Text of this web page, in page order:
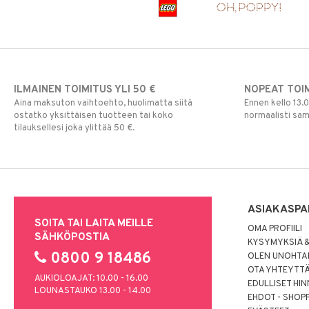
ILMAINEN TOIMITUS YLI 50 €
Aina maksuton vaihtoehto, huolimatta siitä
ostatko yksittäisen tuotteen tai koko
tilauksellesi joka ylittää 50 €.
NOPEAT
Ennen kello
normaalisti
SOITA TAI LAITA MEILLE
SÄHKÖPOSTIA
0800 9 18486
AUKIOLOAJAT: 10.00 - 16.00
LOUNASTAUKO 13.00 - 14.00
OMA PROFIILI
KYSYMYKSIÄ
OLEN
OTA
EDULLISET
EHDOT -